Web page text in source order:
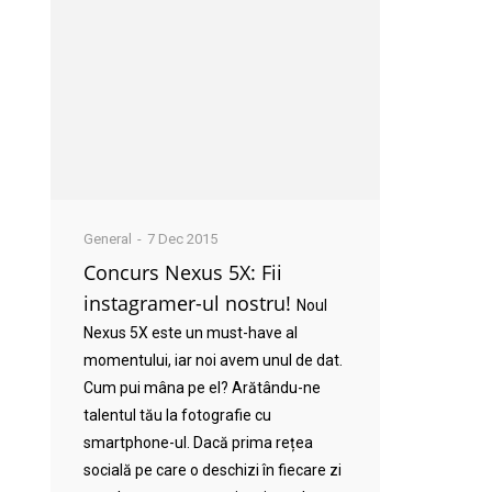
General 7 Dec 2015
Concurs Nexus 5X: Fii
instagramer-ul nostru! Noul
Nexus 5X este un must-have al
momentului, iar noi avem unul de dat.
Cum pui mâna pe el? Arătându-ne
talentul tău la fotografie cu
smartphone-ul. Dacă prima rețea
socială pe care o deschizi în fiecare zi